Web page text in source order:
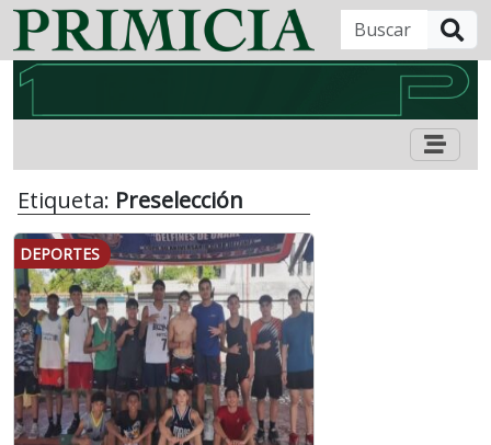
Etiqueta: Preselección
DEPORTES